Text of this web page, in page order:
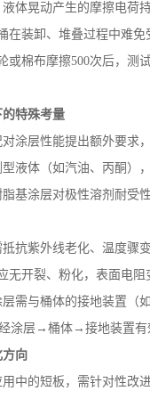
体晃动产生的摩擦电荷
在装卸、堆叠过程中难
或棉布摩擦500次后，测
特殊考量
涂层性能提出额外要求
液体（如汽油、丙酮）
基涂层对极性溶剂耐受
抗紫外线老化、温度骤
无开裂、粉化，表面电阻
需与桶体的接地装置（
涂层→桶体→接地装置
向
中的短板，需针对性改